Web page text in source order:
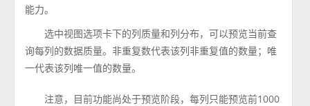
能力。
选中视图选项卡下的列质量和列分布，可以预览当前查
询每列的数据质量。非重复数代表该列非重复值的数量；唯
一代表该列唯一值的数量。
注意，目前功能尚处于预览阶段，每列只能预览前1000